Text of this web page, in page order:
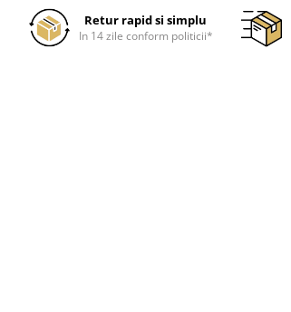
Retur rapid si simplu
In 14 zile conform politicii*